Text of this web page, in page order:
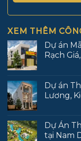
XEM THÊM
Dự án
Rạch
Dự án
Lương,
Dự Án
tại Nam